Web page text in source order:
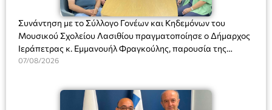
Συνάντηση με το Σύλλογο Γονέων και Κηδεμόνων του
Μουσικού Σχολείου Λασιθίου πραγματοποίησε ο Δήμαρχος
Ιεράπετρας κ. Εμμανουήλ Φραγκούλης, παρουσία της
Διευθύντριας του σχολείου κας Μαριάννας Χαΐτα.
07/08/2026